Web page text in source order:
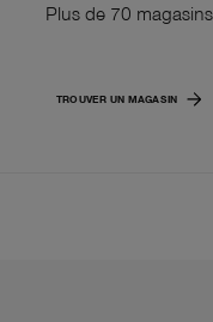
Plus de 70 magasins
TROUVER UN MAGASIN